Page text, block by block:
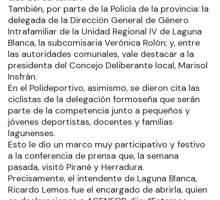
También, por parte de la Policía de la provincia: la
delegada de la Dirección General de Género
Intrafamiliar de la Unidad Regional IV de Laguna
Blanca, la subcomisaria Verónica Rolón; y, entre
las autoridades comunales, vale destacar a la
presidenta del Concejo Deliberante local, Marisol
Insfrán.
En el Polideportivo, asimismo, se dieron cita las
ciclistas de la delegación formoseña que serán
parte de la competencia junto a pequeños y
jóvenes deportistas, docentes y familias
lagunenses.
Esto le dio un marco muy participativo y festivo
a la conferencia de prensa que, la semana
pasada, visitó Pirané y Herradura.
Precisamente, el intendente de Laguna Blanca,
Ricardo Lemos fue el encargado de abrirla, quien